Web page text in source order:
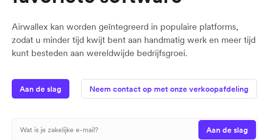
Airwallex kan worden geïntegreerd in populaire platforms,
zodat u minder tijd kwijt bent aan handmatig werk en meer tijd
kunt besteden aan wereldwijde bedrijfsgroei.
Aan de slag Neem contact op met onze verkoopafdeling
Aan de slag